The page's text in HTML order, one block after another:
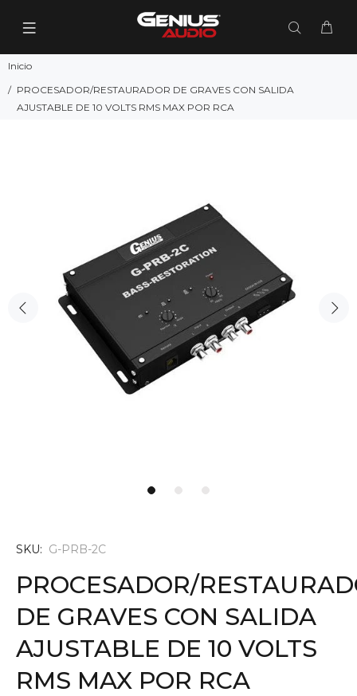
Inicio
PROCESADOR/RESTAURADOR DE GRAVES CON SALIDA
AJUSTABLE DE 10 VOLTS RMS MAX POR RCA
SKU: G-PRB-2C
PROCESADOR/
DE GRAVES CON SALIDA
AJUSTABLE DE 10 VOLTS
RMS MAX POR RCA